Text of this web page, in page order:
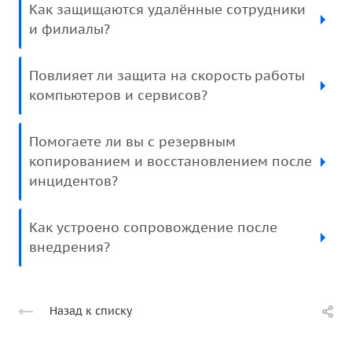
Как защищаются удалённые сотрудники
и филиалы?
Повлияет ли защита на скорость работы
компьютеров и сервисов?
Помогаете ли вы с резервным
копированием и восстановлением после
инцидентов?
Как устроено сопровождение после
внедрения?
Назад к списку